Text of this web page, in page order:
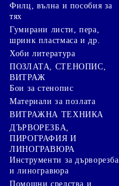
Филц, вълна и пособия за
тях
Гумирани листи, пера,
шринк пластмаса и др.
Хоби литература
ПОЗЛАТА, СТЕНОПИС,
ВИТРАЖ
Бои за стенопис
Материали за позлата
ВИТРАЖНА ТЕХНИКА
ДЪРВОРЕЗБА,
ПИРОГРАФИЯ И
ЛИНОГРАВЮРА
Инструменти за дърворезба
и линогравюра
Помощни средства и